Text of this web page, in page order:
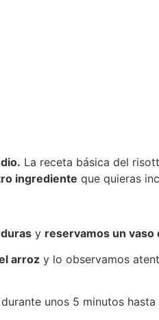
La receta básica del
ingrediente que quieras
y reservamos un vaso
arroz y lo observamos
unos 5 minutos